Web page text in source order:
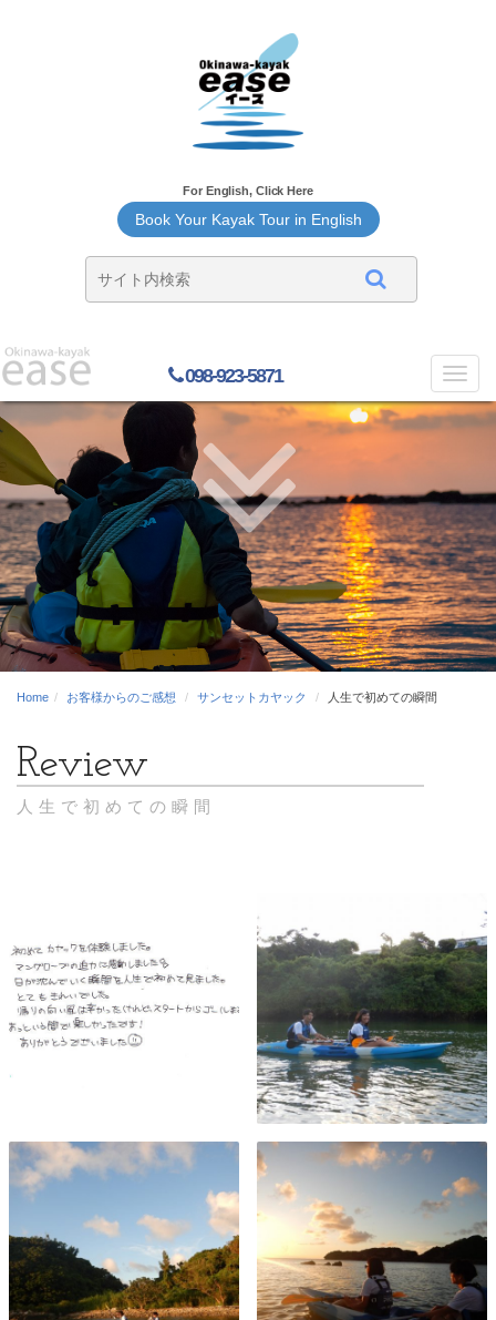
For English, Click Here
Book Your Kayak Tour in English
098-923-5871
Home お客様からのご感想 サンセットカヤック 人生で初めての瞬間
人生で初めての瞬間